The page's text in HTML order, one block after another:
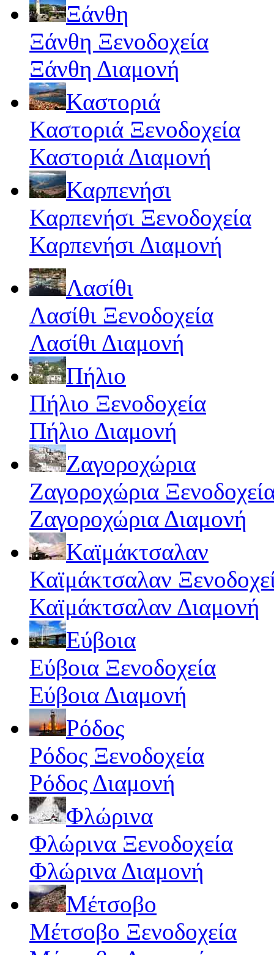
Ξάνθη
Ξάνθη Ξενοδοχεία
Ξάνθη Διαμονή
Καστοριά
Καστοριά Ξενοδοχεία
Καστοριά Διαμονή
Καρπενήσι
Καρπενήσι Ξενοδοχεία
Καρπενήσι Διαμονή
Λασίθι
Λασίθι Ξενοδοχεία
Λασίθι Διαμονή
Πήλιο
Πήλιο Ξενοδοχεία
Πήλιο Διαμονή
Ζαγοροχώρια
Ζαγοροχώρια
Ζαγοροχώρια Διαμονή
Καϊμάκτσαλαν
Καϊμάκτσαλαν
Καϊμάκτσαλαν Διαμονή
Εύβοια
Εύβοια Ξενοδοχεία
Εύβοια Διαμονή
Ρόδος
Ρόδος Ξενοδοχεία
Ρόδος Διαμονή
Φλώρινα
Φλώρινα Ξενοδοχεία
Φλώρινα Διαμονή
Μέτσοβο
Μέτσοβο Ξενοδοχεία